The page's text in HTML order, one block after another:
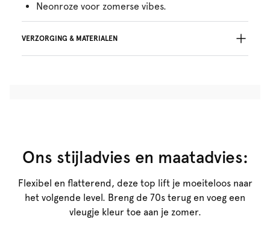
Neonroze voor zomerse vibes.
VERZORGING & MATERIALEN
Polyester:78%, Elastaan:22%
Ons stijladvies en maatadvies:
Flexibel en flatterend, deze top lift je moeiteloos naar
het volgende level. Breng de 70s terug en voeg een
vleugje kleur toe aan je zomer.